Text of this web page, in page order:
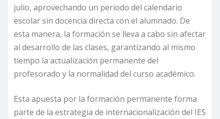
julio, aprovechando un periodo del calendario
escolar sin docencia directa con el alumnado. De
esta manera, la formación se lleva a cabo sin afectar
al desarrollo de las clases, garantizando al mismo
tiempo la actualización permanente del
profesorado y la normalidad del curso académico.
Esta apuesta por la formación permanente forma
parte de la estrategia de internacionalización del IES